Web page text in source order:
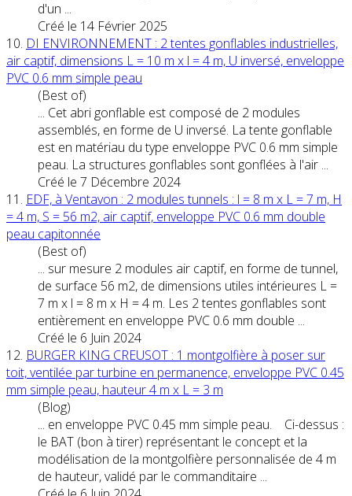
d'un ...
Créé le 14 Février 2025
10. DI ENVIRONNEMENT : 2 tentes gonflables industrielles,
air captif, dimensions L = 10 m x l = 4 m, U inversé, enveloppe
PVC 0.6 mm simple peau
(Best of)
... Cet abri gonflable est composé de 2 modules
assemblés, en forme de U inversé. La tente gonflable
est en matériau du type enveloppe PVC 0.6 mm simple
peau. La structures gonflables sont gonflées à l'air ...
Créé le 7 Décembre 2024
11. EDF, à Ventavon : 2 modules tunnels : l = 8 m x L = 7 m, H
= 4 m, S = 56 m2, air captif, enveloppe PVC 0.6 mm double
peau capitonnée
(Best of)
... sur mesure 2 modules air captif, en forme de tunnel,
de surface 56 m2, de dimensions utiles intérieures L =
7 m x l = 8 m x H = 4 m. Les 2 tentes gonflables sont
entièrement en enveloppe PVC 0.6 mm double ...
Créé le 6 Juin 2024
12. BURGER KING CREUSOT : 1 montgolfière à poser sur
toit, ventilée par turbine en permanence, enveloppe PVC 0.45
mm simple peau, hauteur 4 m x L = 3 m
(Blog)
... en enveloppe PVC 0.45 mm simple peau. Ci-dessus :
le BAT (bon à tirer) représentant le concept et la
modélisation de la montgolfière personnalisée de 4 m
de hauteur, validé par le commanditaire ...